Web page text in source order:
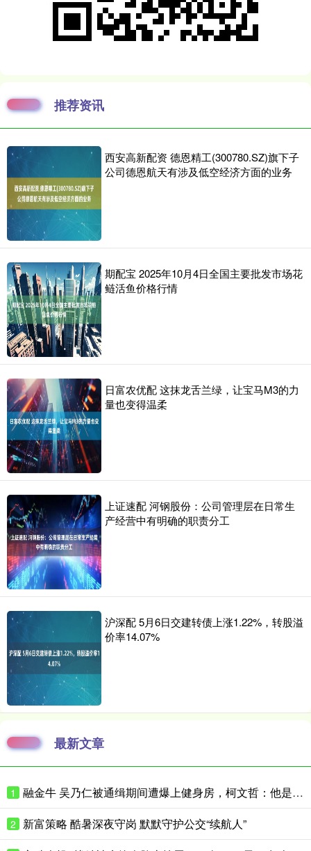
推荐资讯
西安高新配资 德恩精工(300780.SZ)旗下子
公司德恩航天有涉及低空经济方面的业务
期配宝 2025年10月4日全国主要批发市场花
鲢活鱼价格行情
日富农优配 这抹龙舌兰绿，让宝马M3的力
量也变得温柔
上证速配 河钢股份：公司管理层在日常生
产经营中有明确的职责分工
沪深配 5月6日交建转债上涨1.22%，转股溢
价率14.07%
最新文章
1 融金牛 吴乃仁被通缉期间遭爆上健身房，柯文哲：他是赖清德干爹，我怎跟他比
2 新富策略 酷暑深夜守岗 默默守护公交“续航人”